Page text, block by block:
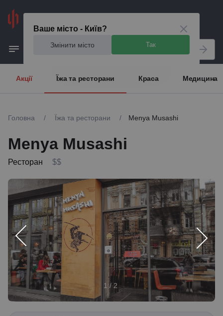
Ваше місто - Київ?
Змінити місто Так
Акції Їжа та ресторани Краса Медицина
Головна / Їжа та ресторани / Menya Musashi
Menya Musashi
Ресторан $$
1 / 2